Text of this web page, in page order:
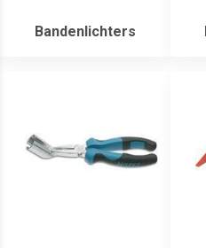
Bandenlichters